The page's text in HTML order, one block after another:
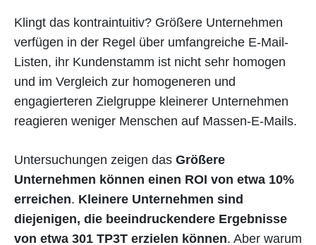
Klingt das kontraintuitiv? Größere Unternehmen
verfügen in der Regel über umfangreiche E-Mail-
Listen, ihr Kundenstamm ist nicht sehr homogen
und im Vergleich zur homogeneren und
engagierteren Zielgruppe kleinerer Unternehmen
reagieren weniger Menschen auf Massen-E-Mails.
Untersuchungen zeigen das Größere
Unternehmen können einen ROI von etwa 10%
erreichen. Kleinere Unternehmen sind
diejenigen, die beeindruckendere Ergebnisse
von etwa 301 TP3T erzielen können. Aber warum